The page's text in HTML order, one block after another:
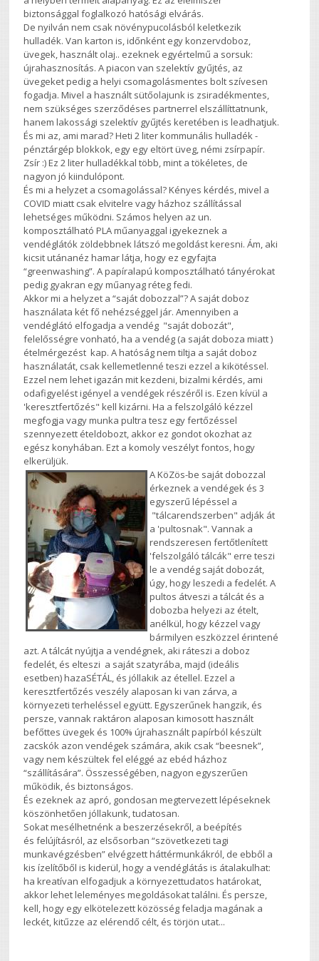
biztonsággal foglalkozó hatósági elvárás.
De nyilván nem csak növénypucolásból keletkezik
hulladék. Van karton is, időnként egy konzervdoboz,
üvegek, használt olaj.. ezeknek egyértelmű a sorsuk:
újrahasznosítás. A piacon van szelektív gyűjtés, az
üvegeket pedig a helyi csomagolásmentes bolt szívesen
fogadja. Mivel a használt sütőolajunk is zsiradékmentes,
nem szükséges szerződéses partnerrel elszállíttatnunk,
hanem lakossági szelektív gyűjtés keretében is leadhatjuk.
És mi az, ami marad? Heti 2 liter kommunális hulladék -
pénztárgép blokkok, egy egy eltört üveg, némi zsírpapír.
Zsír :) Ez 2 liter hulladékkal több, mint a tökéletes, de
nagyon jó kiindulópont.
És mi a helyzet a csomagolással? Kényes kérdés, mivel a
COVID miatt csak elvitelre vagy házhoz szállítással
lehetséges működni. Számos helyen az un.
komposztálható PLA műanyaggal igyekeznek a
vendéglátók zöldebbnek látszó megoldást keresni. Ám, aki
kicsit utánanéz hamar látja, hogy ez egyfajta
“greenwashing”. A papíralapú komposztálható tányérokat
pedig gyakran egy műanyag réteg fedi.
Akkor mi a helyzet a “saját dobozzal”? A saját doboz
használata két fő nehézséggel jár. Amennyiben a
vendéglátó elfogadja a vendég "saját dobozát",
felelősségre vonható, ha a vendég (a saját doboza miatt )
ételmérgezést kap. A hatóság nem tiltja a saját doboz
használatát, csak kellemetlenné teszi ezzel a kikötéssel.
Ezzel nem lehet igazán mit kezdeni, bizalmi kérdés, ami
odafigyelést igényel a vendégek részéről is. Ezen kívül a
'keresztfertőzés" kell kizárni. Ha a felszolgáló kézzel
megfogja vagy munka pultra tesz egy fertőzéssel
szennyezett ételdobozt, akkor ez gondot okozhat az
egész konyhában. Ezt a komoly veszélyt fontos, hogy
elkerüljük.
AKöZös-be saját dobozzal
érkeznek a vendégek és 3
egyszerű lépéssel a
"tálcarendszerben" adják át
a 'pultosnak". Vannak a
rendszeresen fertőtlenített
'felszolgáló tálcák" erre teszi
le a vendég saját dobozát,
úgy, hogy leszedi a fedelét. A
pultos átveszi a tálcát és a
dobozba helyezi az ételt,
anélkül, hogy kézzel vagy
bármilyen eszközzel érintené
azt. A tálcát nyújtja a vendégnek, aki ráteszi a doboz
fedelét, és elteszi a saját szatyrába, majd (ideális
esetben) hazaSÉTÁL, és jóllakik az étellel. Ezzel a
keresztfertőzés veszély alaposan ki van zárva, a
környezeti terheléssel együtt. Egyszerűnek hangzik, és
persze, vannak raktáron alaposan kimosott használt
befőttes üvegek és 100% újrahasznált papírból készült
zacskók azon vendégek számára, akik csak “beesnek”,
vagy nem készültek fel eléggé az ebéd házhoz
“szállítására”. Összességében, nagyon egyszerűen
működik, és biztonságos.
És ezeknek az apró, gondosan megtervezett lépéseknek
köszönhetően jóllakunk, tudatosan.
Sokat mesélhetnénk a beszerzésekről, a beépítés
és felújításról, az elsősorban “szövetkezeti tagi
munkavégzésben” elvégzett háttérmunkákról, de ebből a
kis ízelítőből is kiderül, hogy a vendéglátás is átalakulhat:
ha kreatívan elfogadjuk a környezettudatos határokat,
akkor lehet leleményes megoldásokat találni. És persze,
kell, hogy egy elkötelezett közösség feladja magának a
leckét, kitűzze az elérendő célt, és törjön utat...